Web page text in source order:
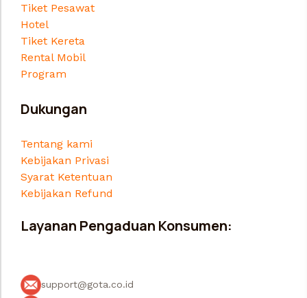
Tiket Pesawat
Hotel
Tiket Kereta
Rental Mobil
Program
Dukungan
Tentang kami
Kebijakan Privasi
Syarat Ketentuan
Kebijakan Refund
Layanan Pengaduan Konsumen:
support@gota.co.id